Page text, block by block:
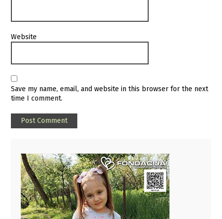
Website
Save my name, email, and website in this browser for the next
time I comment.